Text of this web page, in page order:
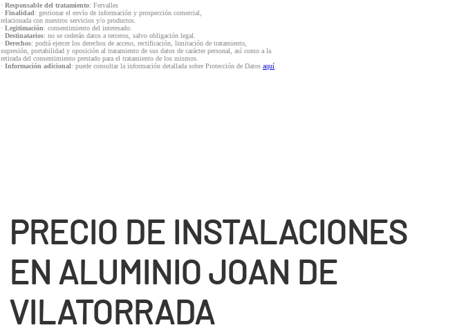
· Responsable del tratamiento: Fervalles
· Finalidad: gestionar el envío de información y prospección comercial,
relacionada con nuestros servicios y/o productos.
· Legitimación: consentimiento del interesado.
· Destinatarios: no se cederán datos a terceros, salvo obligación legal.
· Derechos: podrá ejercer los derechos de acceso, rectificación, limitación de tratamiento,
supresión, portabilidad y oposición al tratamiento de sus datos de carácter personal, así como a la
retirada del consentimiento prestado para el tratamiento de los mismos.
· Información adicional: puede consultar la información detallada sobre Protección de Datos aquí.
PRECIO DE INSTALACIONES
EN ALUMINIO JOAN DE
VILATORRADA